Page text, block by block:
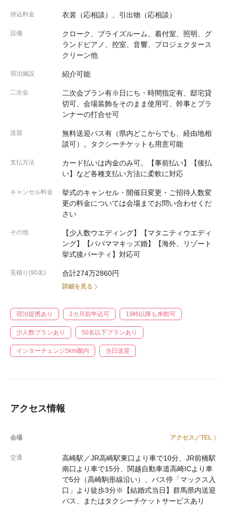
持込料金 衣裳（応相談）、引出物（応相談）
設備
クローク、ブライズルーム、着付室、照明、グ
ランドピアノ、控室、音響、プロジェクタース
クリーン他
宿泊施設 紹介可能
二次会
二次会プラン有※日にち・時間指定有、邸宅貸
切可、会場装飾をそのまま使用可、幹事とプラ
ンナーの打合せ可
送迎
無料送迎バス有（県内どこからでも、経由地相
談可）。タクシーチケットも用意可能
支払方法
カード払いは内金のみ可。【事前払い】【後払
い】など各種支払い方法に柔軟に対応
キャンセル料金
挙式のキャンセル・開催日変更・ご招待人数変
更の料金については会場までお問い合わせくだ
さい
その他
【少人数ウエディング】【マタニティウエディ
ング】【パパママキッズ婚】【海外、リゾート
挙式後パーティ】対応可
見積り(90名) 合計274万2860円
詳細を見る
宿泊提携あり 1カ月前申込可 19時以降も来館可
少人数プランあり 50名以下プランあり
インターチェンジ5km圏内 当日送迎
アクセス情報
会場 アクセス／TEL
交通
高崎駅／JR高崎駅東口より車で10分、JR前橋駅
南口より車で15分、関越自動車道高崎ICより車
で5分（高崎駒形線沿い）、バス停「マックス入
口」より徒歩3分※【結婚式当日】群馬県内送迎
バス、またはタクシーチケットサービスあり